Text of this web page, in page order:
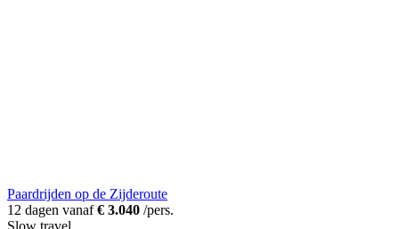
Paardrijden op de Zijderoute
12 dagen vanaf€ 3.040 /pers.